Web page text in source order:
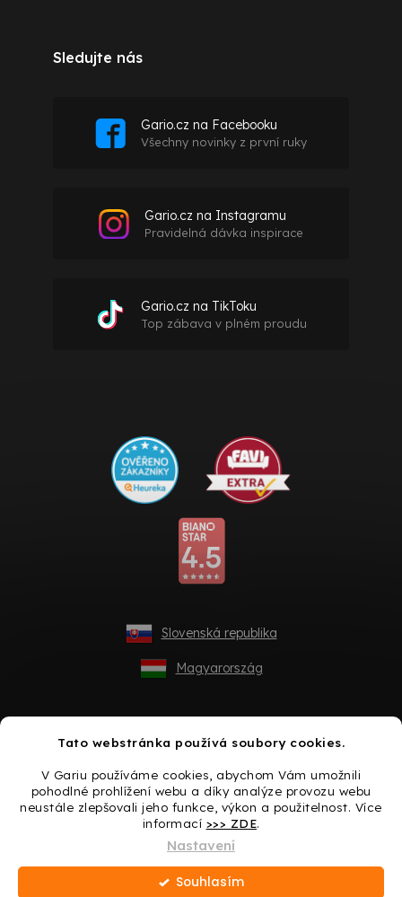
Tato webstránka používá soubory cookies.
V Gariu používáme cookies, abychom Vám umožnili
pohodlné prohlížení webu a díky analýze provozu webu
neustále zlepšovali jeho funkce, výkon a použitelnost. Více
informací >>> ZDE.
Nastavení
Souhlasím
Sledujte nás
Gario.cz na Facebooku
Všechny novinky z první ruky
Gario.cz na Instagramu
Pravidelná dávka inspirace
Gario.cz na TikToku
Top zábava v plném proudu
Slovenská republika
Magyarország
Vytvořil Shoptet